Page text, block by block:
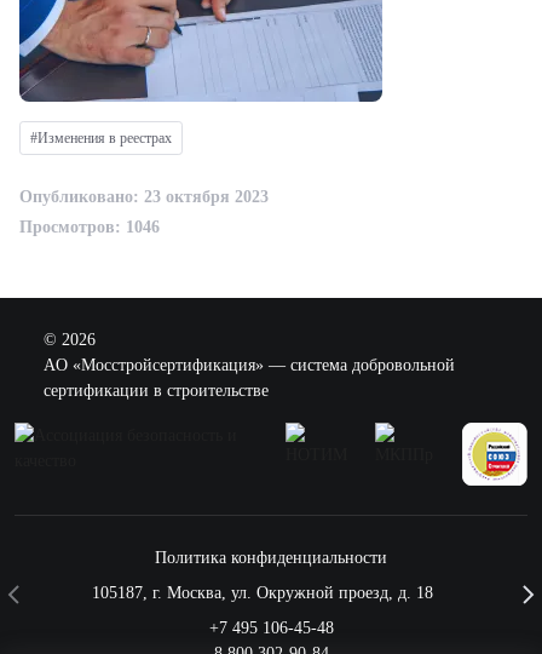
#Изменения в реестрах
Опубликовано: 23 октября 2023
Просмотров: 1046
© 2026
AO «Мосстройсертификация» — система добровольной
сертификации в строительстве
Политика конфиденциальности
105187, г. Москва, ул. Окружной проезд, д. 18
+7 495 106-45-48